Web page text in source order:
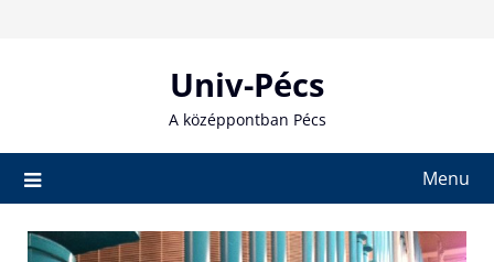
Univ-Pécs
A középpontban Pécs
Menu